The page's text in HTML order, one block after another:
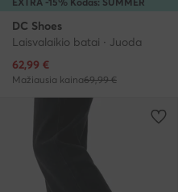
DC Shoes
Laisvalaikio batai · Juoda
Dabartinė kaina
62,99 €
Mažiausia kaina69,99 €